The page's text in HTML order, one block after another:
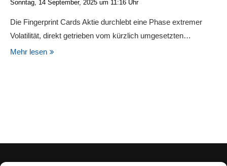
Sonntag, 14 September, 2025 um 11:16 Uhr
Die Fingerprint Cards Aktie durchlebt eine Phase extremer
Volatilität, direkt getrieben vom kürzlich umgesetzten…
Mehr lesen